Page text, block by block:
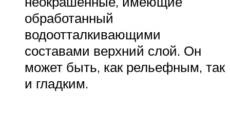
обработанный
водоотталкивающими
составами верхний слой. Он
может быть, как рельефным, так
и гладким.